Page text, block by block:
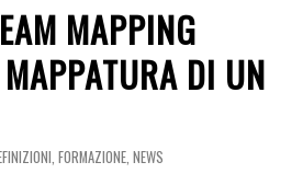
MAPPING
MAPPATURA DI UN
, FORMAZIONE, NEWS